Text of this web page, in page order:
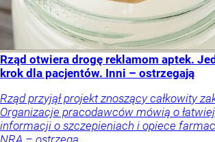
Rząd otwiera drogę reklamom aptek.
krok dla pacjentów. Inni – ostrzegają
Rząd przyjął projekt znoszący całkowity
Organizacje pracodawców mówią o
informacji o szczepieniach i opiece